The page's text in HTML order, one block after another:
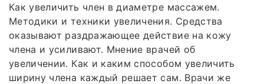
Как увеличить член в диаметре массажем.
Методики и техники увеличения. Средства
оказывают раздражающее действие на кожу
члена и усиливают. Мнение врачей об
увеличении. Как и каким способом увеличить
ширину члена каждый решает сам. Врачи же